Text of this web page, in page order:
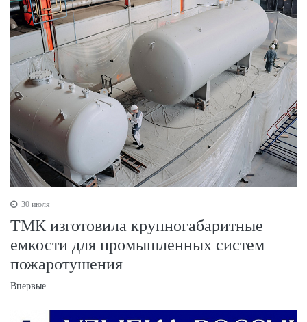
30 июля
ТМК изготовила крупногабаритные
емкости для промышленных систем
пожаротушения
Впервые